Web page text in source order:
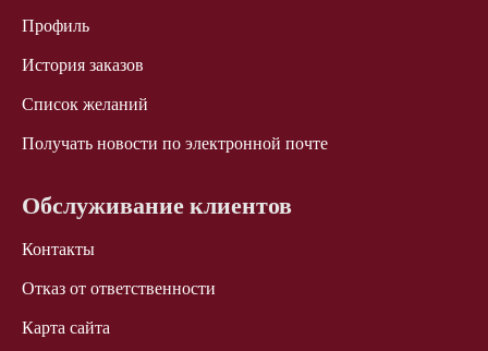
Профиль
История заказов
Список желаний
Получать новости по электронной почте
Обслуживание клиентов
Контакты
Отказ от ответственности
Карта сайта